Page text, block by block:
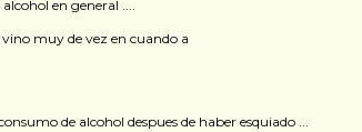
en general ....
vino muy de vez en cuando a
de alcohol despues de haber esquiado ...